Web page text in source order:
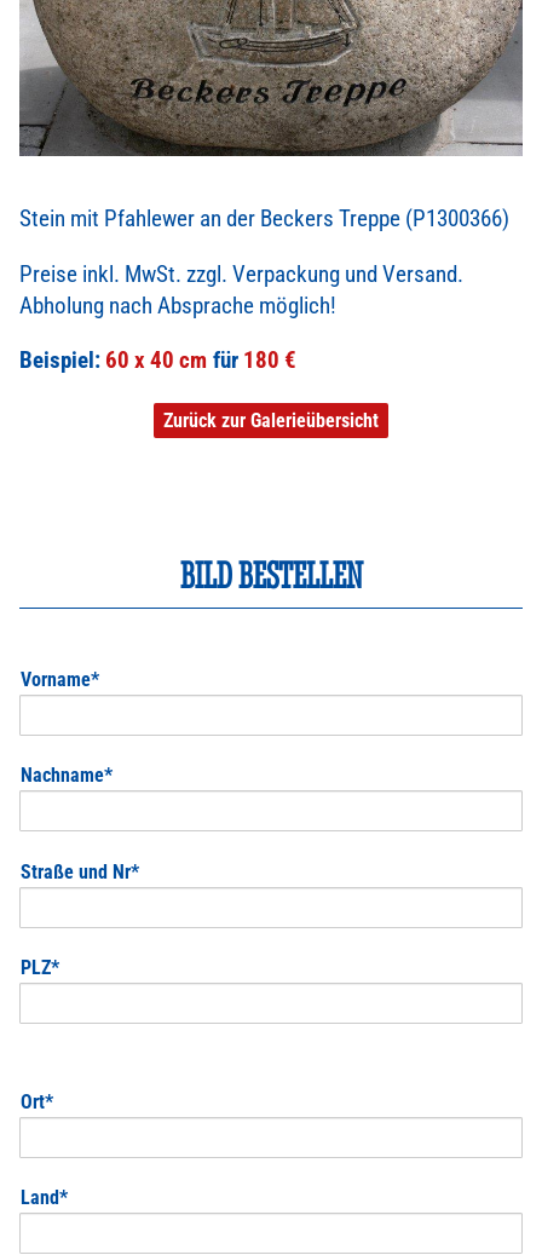
Stein mit Pfahlewer an der Beckers Treppe (P1300366)
Preise inkl. MwSt. zzgl. Verpackung und Versand.
Abholung nach Absprache möglich!
Beispiel: 60 x 40 cm 180 €
Zurück zur Galerieübersicht
BILD BESTELLEN
Pflichtfeld
Vorname*
Pflichtfeld
Nachname*
Pflichtfeld
Straße und Nr*
Pflichtfeld
PLZ*
Pflichtfeld
Ort*
Pflichtfeld
Land*